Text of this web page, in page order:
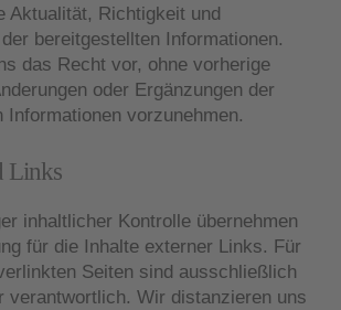
Aktualität, Richtigkeit und
bereitgestellten Informationen.
das Recht vor, ohne vorherige
oder Ergänzungen der
Informationen vorzunehmen.
Links
inhaltlicher Kontrolle übernehmen
für die Inhalte externer Links. Für
Seiten sind ausschließlich
verantwortlich. Wir distanzieren uns